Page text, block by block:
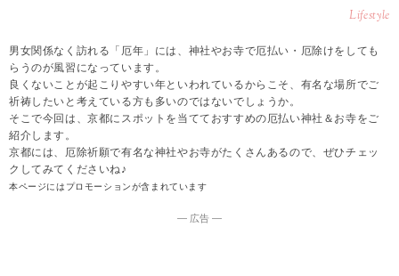
Lifestyle
男女関係なく訪れる「厄年」には、神社やお寺で厄払い・厄除けをしても
らうのが風習になっています。
良くないことが起こりやすい年といわれているからこそ、有名な場所でご
祈祷したいと考えている方も多いのではないでしょうか。
そこで今回は、京都にスポットを当てておすすめの厄払い神社＆お寺をご
紹介します。
京都には、厄除祈願で有名な神社やお寺がたくさんあるので、ぜひチェッ
クしてみてくださいね♪
本ページにはプロモーションが含まれています
― 広告 ―